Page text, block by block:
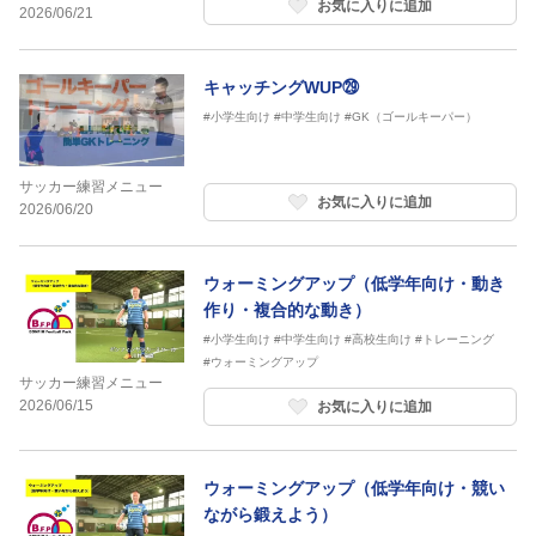
2026/06/21 お気に入りに追加
サッカー練習メニュー
2026/06/20
キャッチングWUP㉙
#小学生向け #中学生向け #GK（ゴールキーパー）
お気に入りに追加
サッカー練習メニュー
2026/06/15
ウォーミングアップ（低学年向け・動き
作り・複合的な動き）
#小学生向け #中学生向け #高校生向け #トレーニング
#ウォーミングアップ
お気に入りに追加
ウォーミングアップ（低学年向け・競い
ながら鍛えよう）